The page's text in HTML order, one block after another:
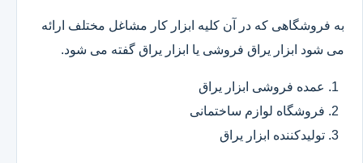
به فروشگاهی که در آن کلیه ابزار کار مشاغل مختلف ارائه
می شود ابزار یراق فروشی یا ابزار یراق گفته می شود.
عمده فروشی ابزار یراق
فروشگاه لوازم ساختمانی
تولیدکننده ابزار یراق